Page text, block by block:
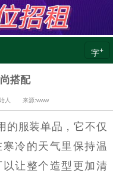
字+
搭配
人 来源:www
的服装单品，它不仅
冷的天气里保持温
让整个造型更加清